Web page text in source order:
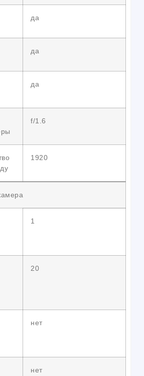
да
да
да
f/1.6
1920
1
20
нет
нет